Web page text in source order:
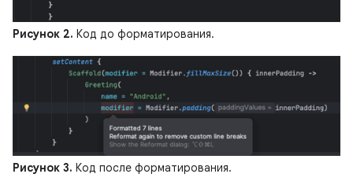
Рисунок 2. Код до форматирования.
Рисунок 3. Код после форматирования.